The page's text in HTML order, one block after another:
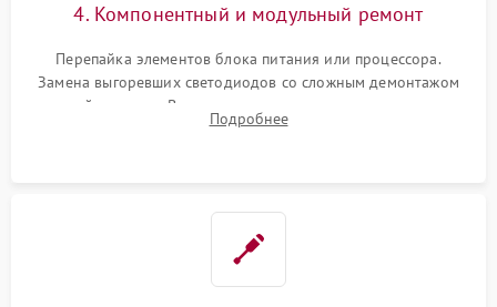
4. Компонентный и модульный ремонт
Перепайка элементов блока питания или процессора.
Замена выгоревших светодиодов со сложным демонтажом
хрупкой матрицы. Восстановление поврежденных дорожек,
прошивка микросхем памяти EEPROM
Подробнее